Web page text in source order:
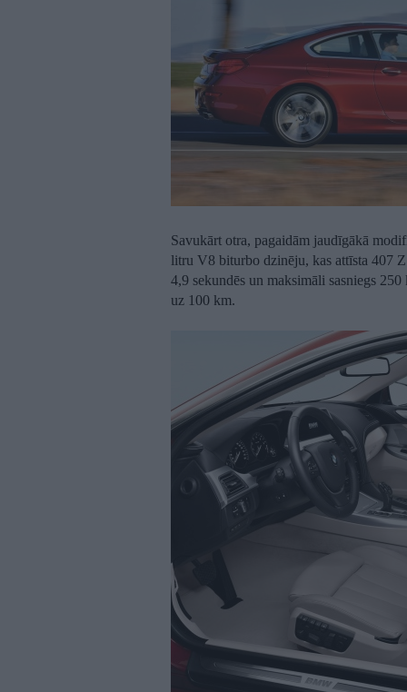
Savukārt otra, pagaidām jaudīgākā
litru V8 biturbo dzinēju, kas attīsta 407
4,9 sekundēs un maksimāli sasniegs
uz 100 km.